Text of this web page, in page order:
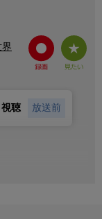
聴 放送前